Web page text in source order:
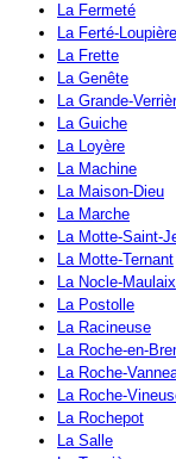
La Fermeté
La Ferté-Loupière
La Frette
La Genête
La Grande-
La Guiche
La Loyère
La Machine
La Maison-Dieu
La Marche
La Motte-Saint-
La Motte-Ternant
La Nocle-Maulaix
La Postolle
La Racineuse
La Roche-en-
La Roche-
La Roche-
La Rochepot
La Salle